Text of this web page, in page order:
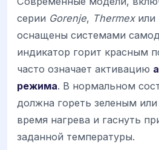
серии Gorenje, Thermexили
оснащены системами
индикатор горит красным
часто означает активацию
режима. В нормальном
должна гореть зеленым
время нагрева и гаснуть
заданной температуры.